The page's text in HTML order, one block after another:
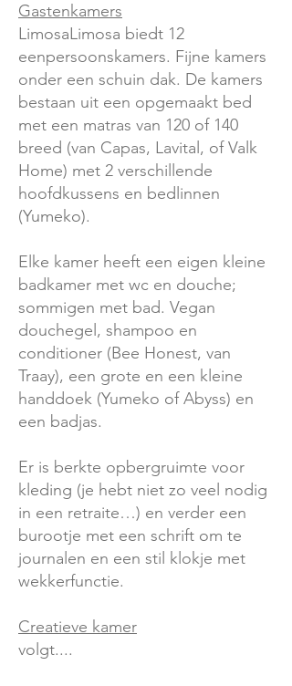
Gastenkamers
LimosaLimosa biedt 12
eenpersoonskamers. Fijne kamers
onder een schuin dak. De kamers
bestaan uit een opgemaakt bed
met een matras van 120 of 140
breed (van Capas, Lavital, of Valk
Home) met 2 verschillende
hoofdkussens en bedlinnen
(Yumeko).
Elke kamer heeft een eigen kleine
badkamer met wc en douche;
sommigen met bad. Vegan
douchegel, shampoo en
conditioner (Bee Honest, van
Traay), een grote en een kleine
handdoek (Yumeko of Abyss) en
een badjas.
Er is berkte opbergruimte voor
kleding (je hebt niet zo veel nodig
in een retraite…) en verder een
burootje met een schrift om te
journalen en een stil klokje met
wekkerfunctie.
Creatieve kamer
volgt....